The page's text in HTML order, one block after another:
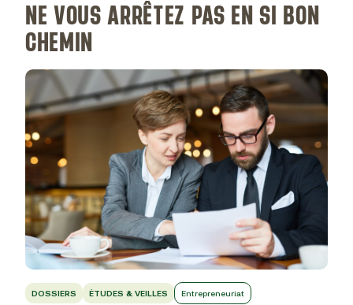
NE VOUS ARRÊTEZ PAS EN SI BON
CHEMIN
DOSSIERS ÉTUDES & VEILLES Entrepreneuriat